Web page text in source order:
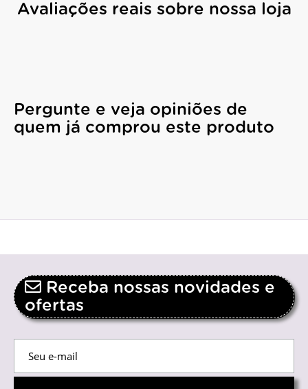
Avaliações reais sobre nossa loja
Pergunte e veja opiniões de
quem já comprou este produto
Receba nossas novidades e
ofertas